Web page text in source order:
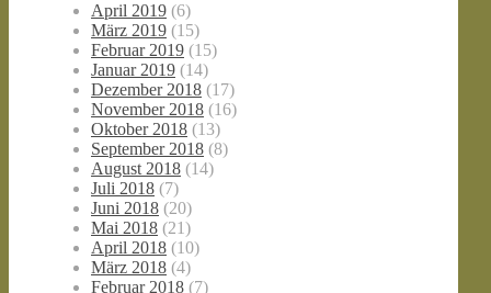
April 2019 (6)
März 2019 (15)
Februar 2019 (15)
Januar 2019 (14)
Dezember 2018 (17)
November 2018 (16)
Oktober 2018 (13)
September 2018 (8)
August 2018 (14)
Juli 2018 (7)
Juni 2018 (20)
Mai 2018 (21)
April 2018 (10)
März 2018 (4)
Februar 2018 (7)